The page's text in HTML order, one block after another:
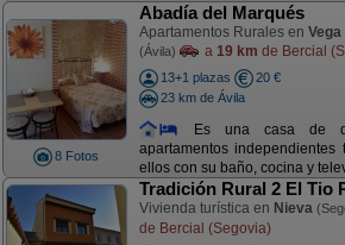
8 Fotos
Abadía del Marqués
Apartamentos Rurales en
(Ávila) a 19 km de Bercial
13+1 plazas
20 €
23 km de Ávila
Es una casa de
apartamentos
ellos con su baño, cocina y
Tradición Rural 2 El Tio
Vivienda turística en Nieva
de Bercial (Segovia)